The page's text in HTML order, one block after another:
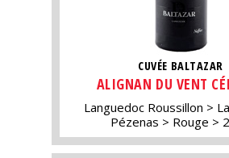
CUVÉE BALTAZAR
ALIGNAN DU VENT
Languedoc Roussillon
Pézenas
Rouge